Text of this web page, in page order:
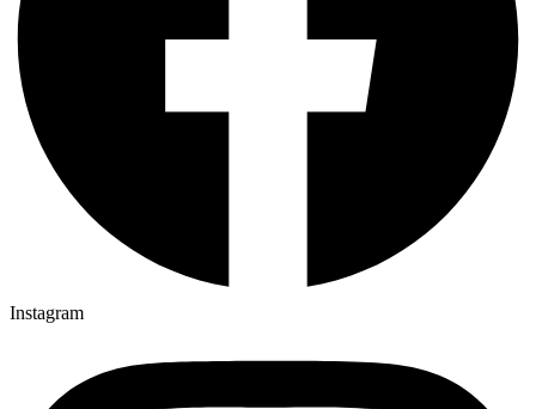
Instagram